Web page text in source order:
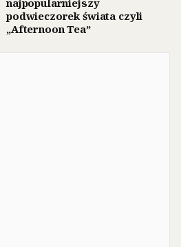
najpopularniejszy
podwieczorek świata czyli
„Afternoon Tea”